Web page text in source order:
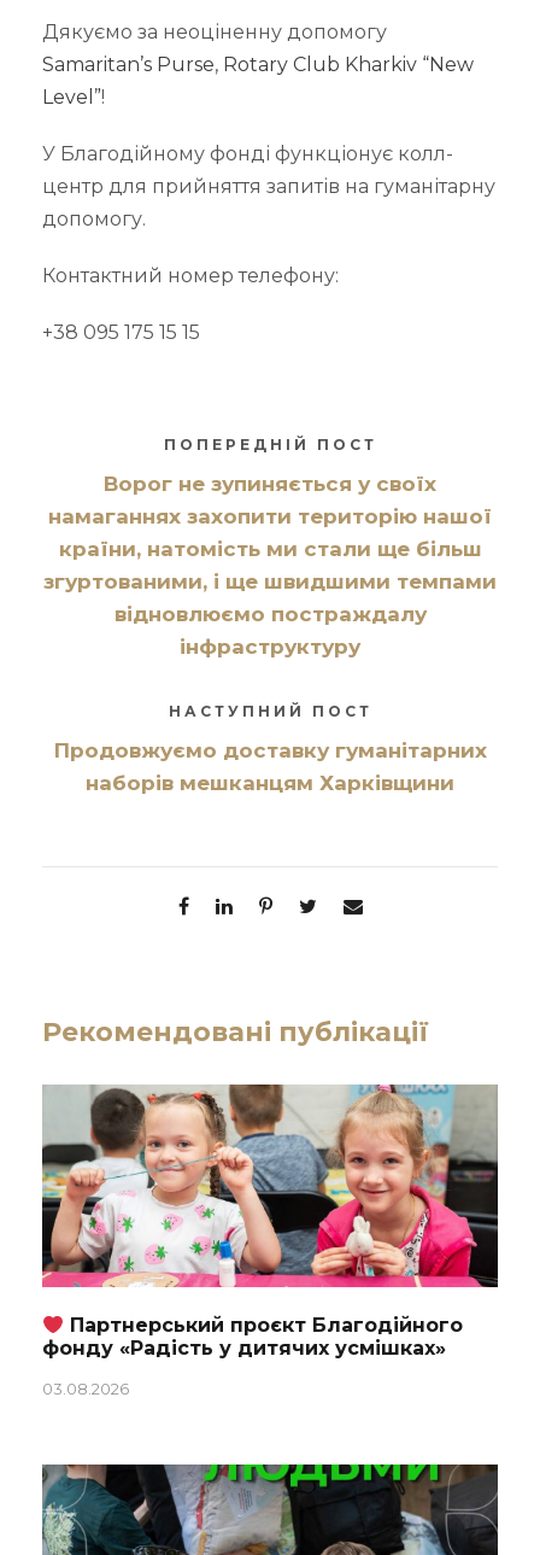
Дякуємо за неоціненну допомогу
Samaritan’s Purse, Rotary Club Kharkiv “New
Level”!
У Благодійному фонді функціонує колл-
центр для прийняття запитів на гуманітарну
допомогу.
Контактний номер телефону:
+38 095 175 15 15
ПОПЕРЕДНІЙ ПОСТ
Ворог не зупиняється у своїх
намаганнях захопити територію нашої
країни, натомість ми стали ще більш
згуртованими, і ще швидшими темпами
відновлюємо постраждалу
інфраструктуру
НАСТУПНИЙ ПОСТ
Продовжуємо доставку гуманітарних
наборів мешканцям Харківщини
Рекомендовані публікації
Партнерський проєкт Благодійного
фонду «Радість у дитячих усмішках»
03.08.2026